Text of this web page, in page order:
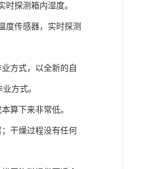
探测箱内湿度。
度传感器，实时探测
方式，以全新的自
方式。
算下来非常低。
干燥过程没有任何